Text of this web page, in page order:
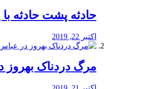
️حادثه پشت حادثه
اکتبر 22, 2019
مرگ دردناک